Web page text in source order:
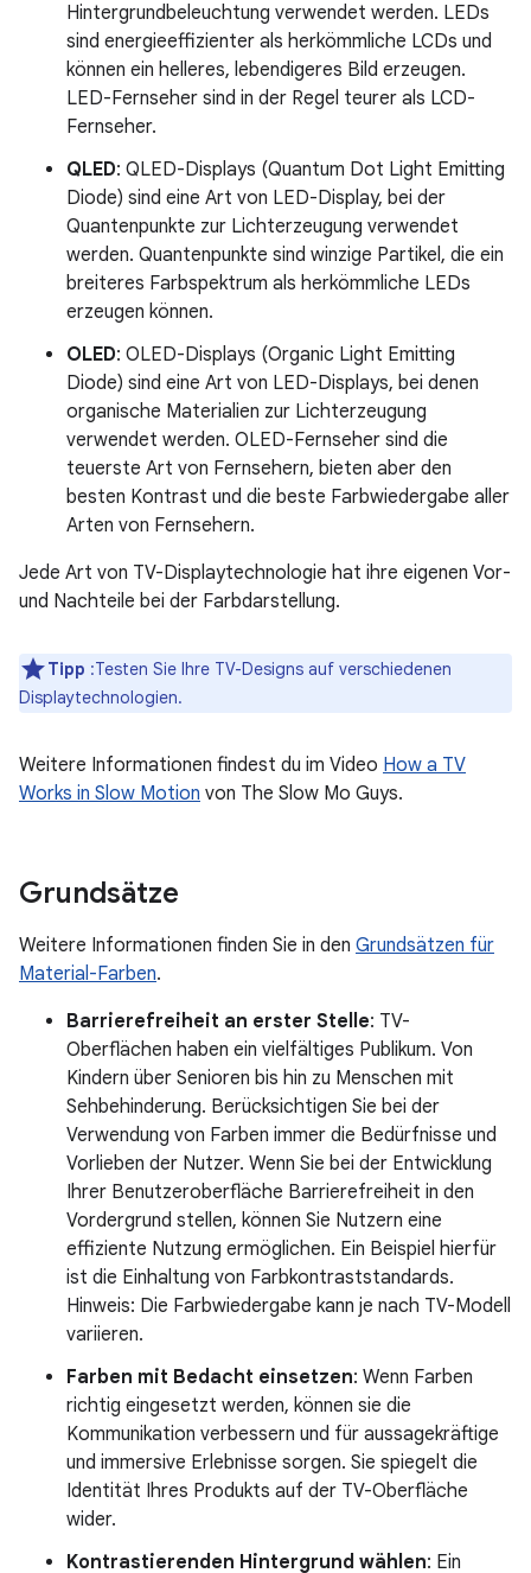
Hintergrundbeleuchtung verwendet werden. LEDs
sind energieeffizienter als herkömmliche LCDs und
können ein helleres, lebendigeres Bild erzeugen.
LED-Fernseher sind in der Regel teurer als LCD-
Fernseher.
QLED: QLED-Displays (Quantum Dot Light Emitting
Diode) sind eine Art von LED-Display, bei der
Quantenpunkte zur Lichterzeugung verwendet
werden. Quantenpunkte sind winzige Partikel, die ein
breiteres Farbspektrum als herkömmliche LEDs
erzeugen können.
OLED: OLED-Displays (Organic Light Emitting
Diode) sind eine Art von LED-Displays, bei denen
organische Materialien zur Lichterzeugung
verwendet werden. OLED-Fernseher sind die
teuerste Art von Fernsehern, bieten aber den
besten Kontrast und die beste Farbwiedergabe aller
Arten von Fernsehern.
Jede Art von TV-Displaytechnologie hat ihre eigenen Vor-
und Nachteile bei der Farbdarstellung.
Tipp :Testen Sie Ihre TV-Designs auf verschiedenen
Displaytechnologien.
Weitere Informationen findest du im Video How a TV
Works in Slow Motion von The Slow Mo Guys.
Grundsätze
Weitere Informationen finden Sie in den Grundsätzen für
Material-Farben.
Barrierefreiheit an erster Stelle: TV-
Oberflächen haben ein vielfältiges Publikum. Von
Kindern über Senioren bis hin zu Menschen mit
Sehbehinderung. Berücksichtigen Sie bei der
Verwendung von Farben immer die Bedürfnisse und
Vorlieben der Nutzer. Wenn Sie bei der Entwicklung
Ihrer Benutzeroberfläche Barrierefreiheit in den
Vordergrund stellen, können Sie Nutzern eine
effiziente Nutzung ermöglichen. Ein Beispiel hierfür
ist die Einhaltung von Farbkontraststandards.
Hinweis: Die Farbwiedergabe kann je nach TV-Modell
variieren.
Farben mit Bedacht einsetzen: Wenn Farben
richtig eingesetzt werden, können sie die
Kommunikation verbessern und für aussagekräftige
und immersive Erlebnisse sorgen. Sie spiegelt die
Identität Ihres Produkts auf der TV-Oberfläche
wider.
Kontrastierenden Hintergrund wählen: Ein